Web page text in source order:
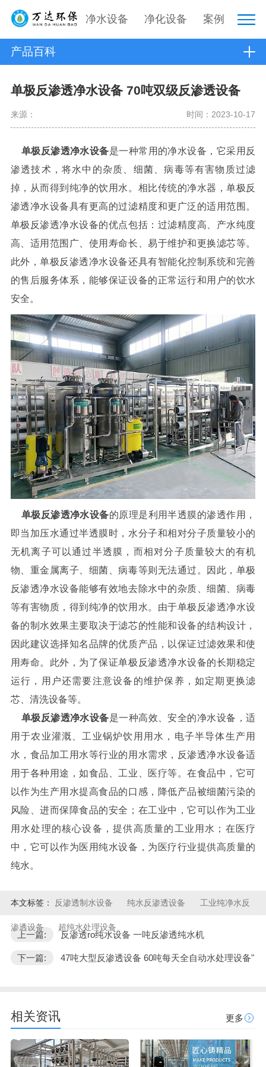
净水设备 净化设备 案例
产品百科
单极反渗透净水设备 70吨双级反渗透设备
来源： 时间：2023-10-17
单极反渗透净水设备是一种常用的净水设备，它采用反
渗透技术，将水中的杂质、细菌、病毒等有害物质过滤
掉，从而得到纯净的饮用水。相比传统的净水器，单极反
渗透净水设备具有更高的过滤精度和更广泛的适用范围。
单极反渗透净水设备的优点包括：过滤精度高、产水纯度
高、适用范围广、使用寿命长、易于维护和更换滤芯等。
此外，单极反渗透净水设备还具有智能化控制系统和完善
的售后服务体系，能够保证设备的正常运行和用户的饮水
安全。
单极反渗透净水设备的原理是利用半透膜的渗透作用，
即当加压水通过半透膜时，水分子和相对分子质量较小的
无机离子可以通过半透膜，而相对分子质量较大的有机
物、重金属离子、细菌、病毒等则无法通过。因此，单极
反渗透净水设备能够有效地去除水中的杂质、细菌、病毒
等有害物质，得到纯净的饮用水。由于单极反渗透净水设
备的制水效果主要取决于滤芯的性能和设备的结构设计，
因此建议选择知名品牌的优质产品，以保证过滤效果和使
用寿命。此外，为了保证单极反渗透净水设备的长期稳定
运行，用户还需要注意设备的维护保养，如定期更换滤
芯、清洗设备等。
单极反渗透净水设备是一种高效、安全的净水设备，适
用于农业灌溉、工业锅炉饮用用水，电子半导体生产用
水，食品加工用水等行业的用水需求，反渗透净水设备适
用于各种用途，如食品、工业、医疗等。在食品中，它可
以作为生产用水提高食品的口感，降低产品被细菌污染的
风险、进而保障食品的安全；在工业中，它可以作为工业
用水处理的核心设备，提供高质量的工业用水；在医疗
中，它可以作为医用纯水设备，为医疗行业提供高质量的
纯水。
本文标签： 反渗透制水设备 纯水反渗透设备 工业纯净水反
渗透设备 超纯水处理设备
上一篇: 反渗透ro纯水设备 一吨反渗透纯水机
下一篇: 47吨大型反渗透设备 60吨每天全自动水处理设备"
相关资讯 更多